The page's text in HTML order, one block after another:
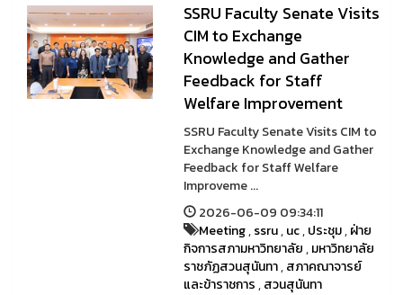
SSRU Faculty Senate Visits
CIM to Exchange
Knowledge and Gather
Feedback for Staff
Welfare Improvement
SSRU Faculty Senate Visits CIM to
Exchange Knowledge and Gather
Feedback for Staff Welfare
Improveme ...
2026-06-09 09:34:11
Meeting,ssru,uc,ประชุม,ฝ่าย
กิจการสภามหาวิทยาลัย,มหาวิทยาลัย
ราชภัฏสวนสุนันทา,สภาคณาจารย์
และข้าราชการ,สวนสุนันทา